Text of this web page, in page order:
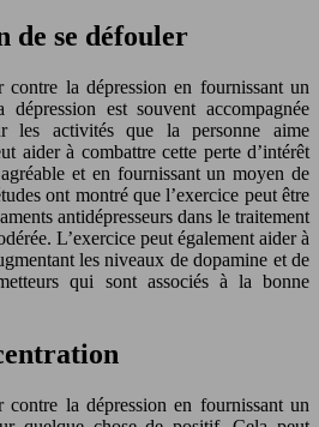
de se défouler
la dépression en fournissant un
est souvent accompagnée
les activités que la personne aime
aider à combattre cette perte d’intérêt
et en fournissant un moyen de
ont montré que l’exercice peut être
antidépresseurs dans le traitement
L’exercice peut également aider à
les niveaux de dopamine et de
qui sont associés à la bonne
la dépression en fournissant un